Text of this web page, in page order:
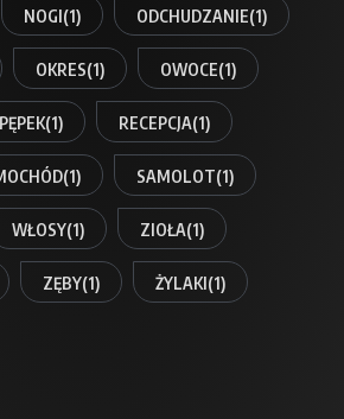
NOGI(1) ODCHUDZANIE(1)
OKRES(1) OWOCE(1)
PĘPEK(1) RECEPCJA(1)
(1) SAMOLOT(1)
WŁOSY(1) ZIOŁA(1)
ZĘBY(1) ŻYLAKI(1)